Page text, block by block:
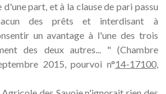
part, et à la clause de pari passu
des prêts et interdisant à
un avantage à l'une des trois
des deux autres... " (Chambre
2015, pourvoi n°14-17100,